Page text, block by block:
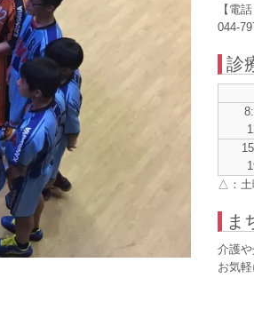
【電
044-
診
△：土
ま
介護
お気